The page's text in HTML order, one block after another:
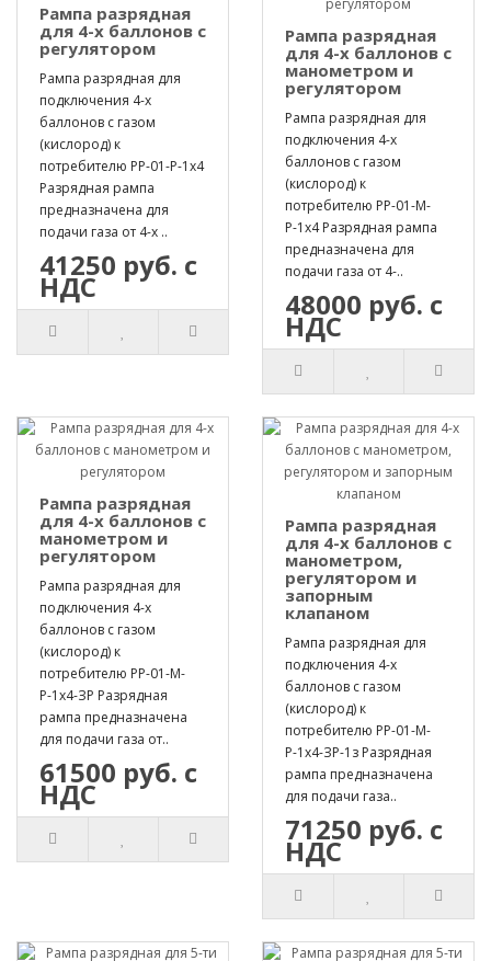
Рампа разрядная
для 4-х баллонов с
регулятором
Рампа разрядная для
подключения 4-х
баллонов с газом
(кислород) к
потребителю РР-01-Р-1х4
Разрядная рампа
предназначена для
подачи газа от 4-х ..
41250 руб. с
НДС
Рампа разрядная
для 4-х баллонов с
манометром и
регулятором
Рампа разрядная для
подключения 4-х
баллонов с газом
(кислород) к
потребителю РР-01-М-
Р-1х4 Разрядная рампа
предназначена для
подачи газа от 4-..
48000 руб. с
НДС
Рампа разрядная
для 4-х баллонов с
манометром и
регулятором
Рампа разрядная для
подключения 4-х
баллонов с газом
(кислород) к
потребителю РР-01-М-
Р-1х4-ЗР Разрядная
рампа предназначена
для подачи газа от..
61500 руб. с
НДС
Рампа разрядная
для 4-х баллонов с
манометром,
регулятором и
запорным
клапаном
Рампа разрядная для
подключения 4-х
баллонов с газом
(кислород) к
потребителю РР-01-М-
Р-1х4-ЗР-1з Разрядная
рампа предназначена
для подачи газа..
71250 руб. с
НДС